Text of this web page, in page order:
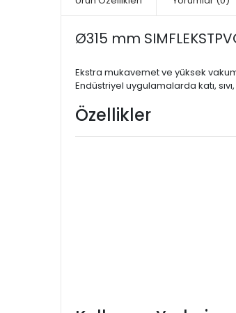
Ø315 mm
Ekstra mukavemet ve yüksek
Endüstriyel uygulamalarda katı,
Özellikler